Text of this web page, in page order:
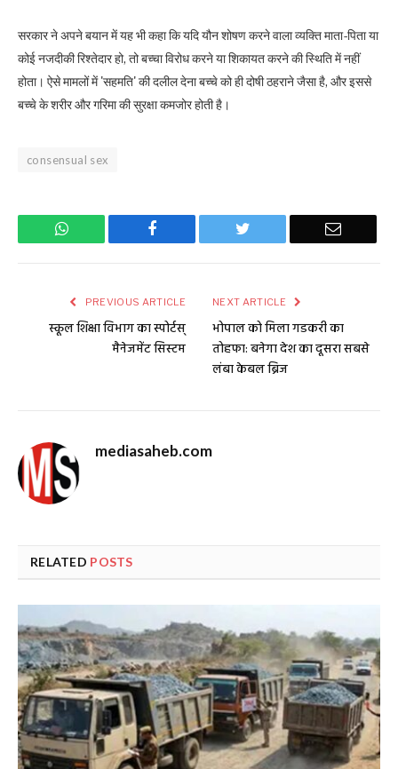
सरकार ने अपने बयान में यह भी कहा कि यदि यौन शोषण करने वाला व्यक्ति माता-पिता या
कोई नजदीकी रिश्तेदार हो, तो बच्चा विरोध करने या शिकायत करने की स्थिति में नहीं
होता। ऐसे मामलों में 'सहमति' की दलील देना बच्चे को ही दोषी ठहराने जैसा है, और इससे
बच्चे के शरीर और गरिमा की सुरक्षा कमजोर होती है।
consensual sex
WhatsApp Facebook Twitter Email
PREVIOUS ARTICLE
स्कूल शिक्षा विभाग का स्पोर्टस्
मैनेजमेंट सिस्टम
NEXT ARTICLE
भोपाल को मिला गडकरी का
तोहफा: बनेगा देश का दूसरा सबसे
लंबा केबल ब्रिज
mediasaheb.com
RELATED POSTS